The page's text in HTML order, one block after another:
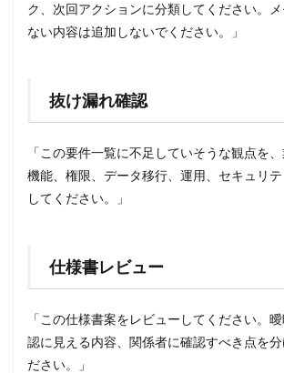
ク、次回アクションに分類してください。
ない内容は追加しないでください。」
抜け漏れ確認
「この要件一覧に不足していそうな観点を
機能、権限、データ移行、運用、セキュリ
してください。」
仕様書レビュー
「この仕様書案をレビューしてください。
認に見える内容、関係者に確認すべき点を分
ださい。」